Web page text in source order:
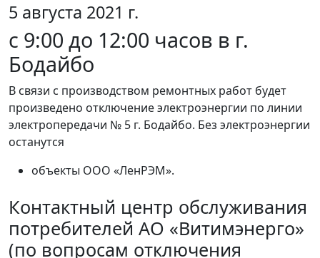
5 августа 2021 г.
с 9:00 до 12:00 часов в г.
Бодайбо
В связи с производством ремонтных работ будет
произведено отключение электроэнергии по линии
электропередачи № 5 г. Бодайбо. Без электроэнергии
останутся
объекты ООО «ЛенРЭМ».
Контактный центр обслуживания
потребителей АО «Витимэнерго»
(по вопросам отключения